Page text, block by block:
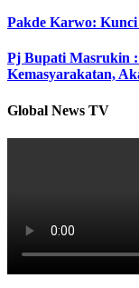
Pakde Karwo:
Pj Bupati Masrukin :
Kemasyarakatan,
Global News TV